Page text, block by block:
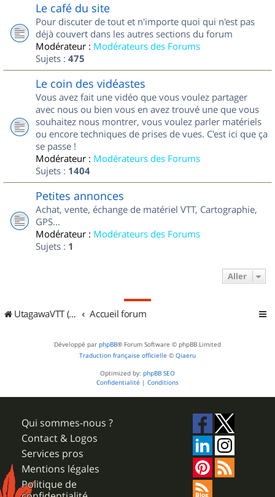
Le café du site
Pour discuter de tout et n'importe quoi qui n'est pas
déjà couvert dans les autres sections du forum
Modérateur : Modérateurs des Forums
Sujets : 475
Le coin des vidéastes
Vous avez fait une vidéo que vous voulez partager
avec nous ou bien vous en avez trouvé une que vous
souhaitez nous montrer, vous voulez parler matériels
ou encore techniques de prises de vues. C'est ici que ça
se passe !
Modérateur : Modérateurs des Forums
Sujets : 1404
Petites annonces
Achat, vente, échange de matériel VTT, Cartographie,
GPS...
Modérateur : Modérateurs des Forums
Sujets : 1
Aller
UtagawaVTT (Randos VTT et VTTAE avec traces GPS) Accueil forum
Développé par phpBB® Forum Software © phpBB Limited
Traduction française officielle © Qiaeru
Optimized by: phpBB SEO
Confidentialité | Conditions
Qui sommes-nous ?
Contact & Logos
Services pros
Mentions légales
Politique de